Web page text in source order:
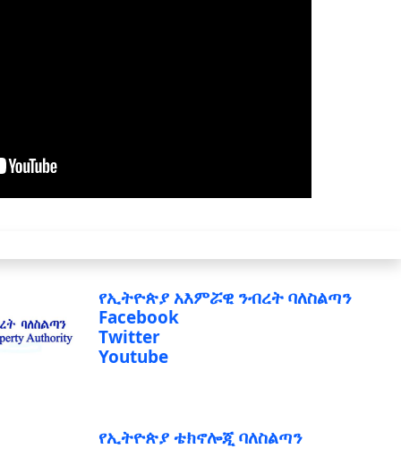
የኢትዮጵያ አእምሯዊ ንብረት ባለስልጣን
Facebook
Twitter
Youtube
የኢትዮጵያ ቴክኖሎጂ ባለስልጣን